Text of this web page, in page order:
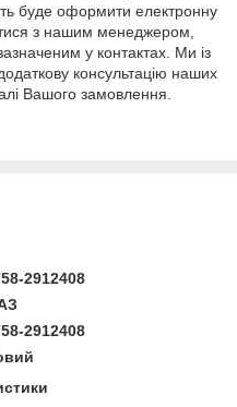
буде оформити електронну
з нашим менеджером,
у контактах. Ми із
консультацію наших
Вашого замовлення.
2912408
2912408